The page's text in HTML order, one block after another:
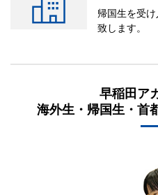
帰国生を受
致します。
早稲田ア
海外生・帰国生・首